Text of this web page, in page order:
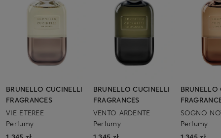
BRUNELLO CUCINELLI
FRAGRANCES
VIE ETEREE
Perfumy
BRUNELLO CUCINELLI
FRAGRANCES
VENTO ARDENTE
Perfumy
BRUNELLO
SOGNO
Perfumy